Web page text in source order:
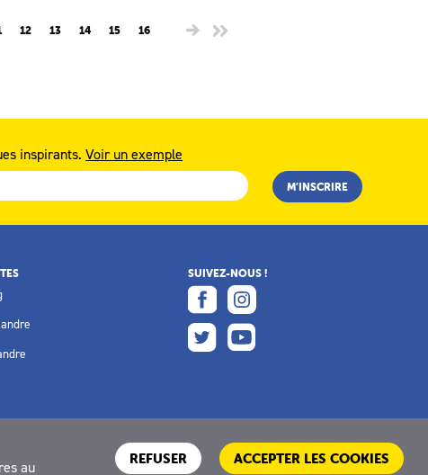
12 13 14 15 16
inspirants. Voir un exemple
SUIVEZ-NOUS !
au REFUSER ACCEPTER LES COOKIES